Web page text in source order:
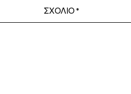
ΣΧΌΛΙΟ*